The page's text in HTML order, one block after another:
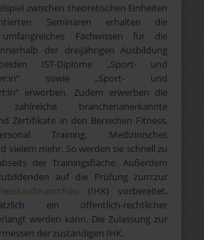
zwischen theoretischen Einheiten
Seminaren erhalten die
umfangreiches Fachwissen für die
der dreijährigen Ausbildung
IST-Diplome „Sport- und
sowie „Sport- und
erworben. Zudem erwerben die
zahlreiche branchenanerkannte
Zertifikate in den Bereichen Fitness,
Training, Medizinisches
vielem mehr. So werden sie schnell zu
der Trainingsfläche. Außerdem
auf die Prüfung zum:zur
(IHK) vorbereitet,
ein öffentlich-rechtlicher
werden kann. Die Zulassung zur
der zuständigen IHK.